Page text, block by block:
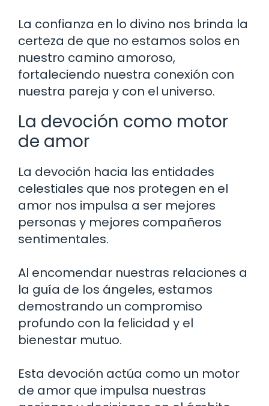
La confianza en lo divino nos brinda la
certeza de que no estamos solos en
nuestro camino amoroso,
fortaleciendo nuestra conexión con
nuestra pareja y con el universo.
La devoción como motor
de amor
La devoción hacia las entidades
celestiales que nos protegen en el
amor nos impulsa a ser mejores
personas y mejores compañeros
sentimentales.
Al encomendar nuestras relaciones a
la guía de los ángeles, estamos
demostrando un compromiso
profundo con la felicidad y el
bienestar mutuo.
Esta devoción actúa como un motor
de amor que impulsa nuestras